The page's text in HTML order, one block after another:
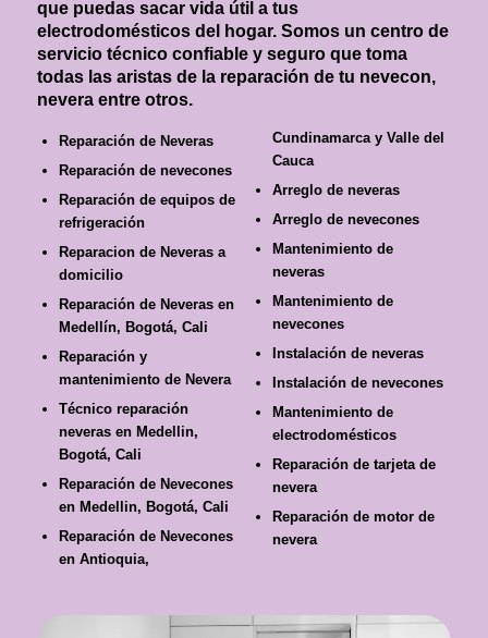
que puedas sacar vida útil a tus
electrodomésticos del hogar. Somos un centro de
servicio técnico confiable y seguro que toma
todas las aristas de la reparación de tu nevecon,
nevera entre otros.
Reparación de Neveras
Reparación de nevecones
Reparación de equipos de
refrigeración
Reparacion de Neveras a
domicilio
Reparación de Neveras en
Medellín, Bogotá, Cali
Reparación y
mantenimiento de Nevera
Técnico reparación
neveras en Medellin,
Bogotá, Cali
Reparación de Nevecones
en Medellin, Bogotá, Cali
Reparación de Nevecones
en Antioquia,
Cundinamarca y Valle del
Cauca
Arreglo de neveras
Arreglo de nevecones
Mantenimiento de
neveras
Mantenimiento de
nevecones
Instalación de neveras
Instalación de nevecones
Mantenimiento de
electrodomésticos
Reparación de tarjeta de
nevera
Reparación de motor de
nevera